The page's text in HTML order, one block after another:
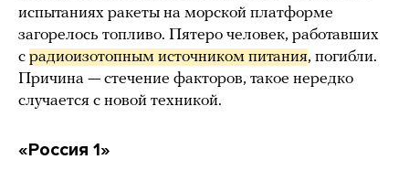
испытаниях ракеты на морской платформе
загорелось топливо. Пятеро человек, работавших
с радиоизотопным источником питания, погибли.
Причина — стечение факторов, такое нередко
случается с новой техникой.
«Россия 1»